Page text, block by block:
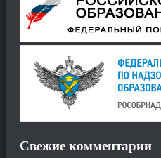
Свежие комментарии